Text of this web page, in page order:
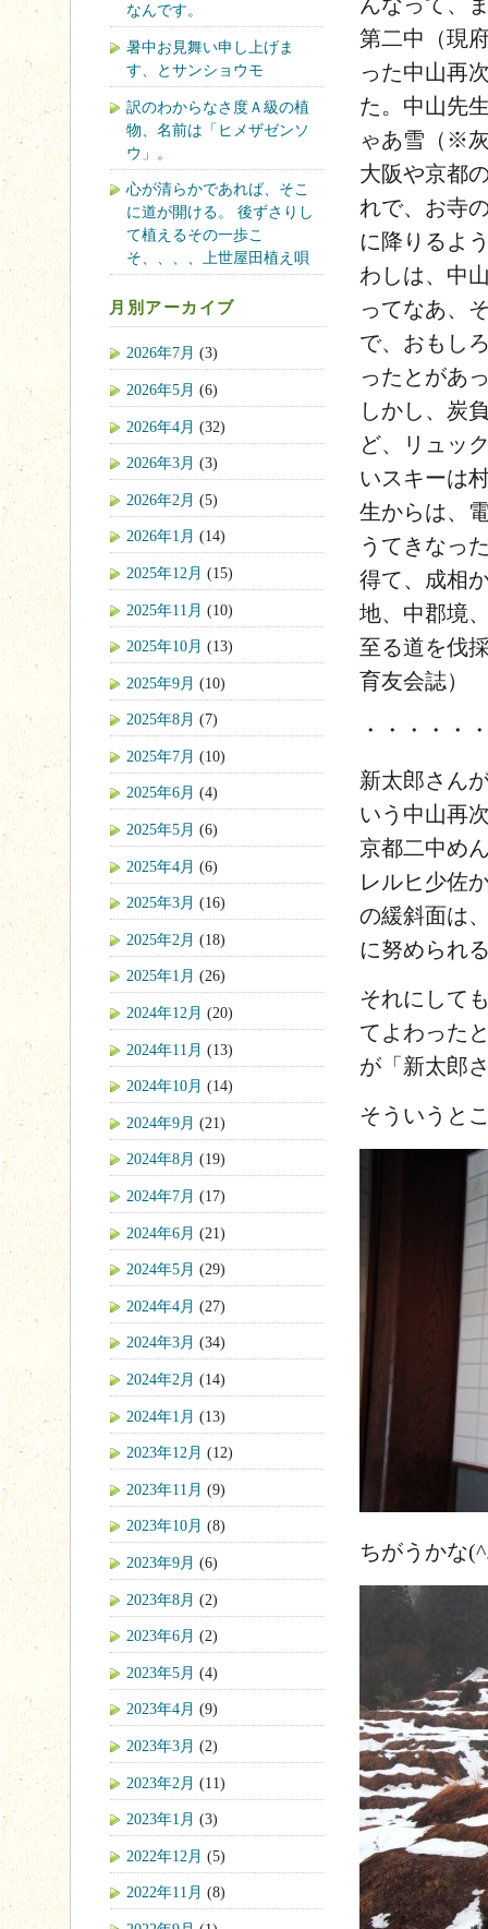
第二中（現
った中山再
た。中山先
ゃあ雪（※
大阪や京都
れで、お寺
に降りるよ
わしは、中
ってなあ、
で、おもし
ったとがあ
しかし、炭
ど、リュッ
いスキーは
生からは、
うてきなっ
得て、成相
地、中郡境
至る道を伐
育友会誌）
・・・・・
新太郎さん
いう中山再
京都二中め
レルヒ少佐
の緩斜面は
に努められ
それにして
てよわった
が「新太郎
そういうと
ちがうかな
なんです。
暑中お見舞い申し上げま
す、とサンショウモ
訳のわからなさ度Ａ級の植
物、名前は「ヒメザゼンソ
ウ」。
心が清らかであれば、そこ
に道が開ける。 後ずさりし
て植えるその一歩こ
そ、、、、上世屋田植え唄
月別アーカイブ
2026年7月 (3)
2026年5月 (6)
2026年4月 (32)
2026年3月 (3)
2026年2月 (5)
2026年1月 (14)
2025年12月 (15)
2025年11月 (10)
2025年10月 (13)
2025年9月 (10)
2025年8月 (7)
2025年7月 (10)
2025年6月 (4)
2025年5月 (6)
2025年4月 (6)
2025年3月 (16)
2025年2月 (18)
2025年1月 (26)
2024年12月 (20)
2024年11月 (13)
2024年10月 (14)
2024年9月 (21)
2024年8月 (19)
2024年7月 (17)
2024年6月 (21)
2024年5月 (29)
2024年4月 (27)
2024年3月 (34)
2024年2月 (14)
2024年1月 (13)
2023年12月 (12)
2023年11月 (9)
2023年10月 (8)
2023年9月 (6)
2023年8月 (2)
2023年6月 (2)
2023年5月 (4)
2023年4月 (9)
2023年3月 (2)
2023年2月 (11)
2023年1月 (3)
2022年12月 (5)
2022年11月 (8)